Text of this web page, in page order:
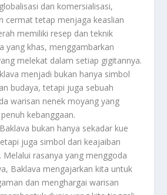
dan komersialisasi,
cermat tetap menjaga keaslian
memiliki resep dan teknik
yang khas, menggambarkan
melekat dalam setiap gigitannya.
menjadi bukan hanya simbol
budaya, tetapi juga sebuah
warisan nenek moyang yang
kebanggaan.
bukan hanya sekadar kue
juga simbol dari keajaiban
Melalui rasanya yang menggoda
Baklava mengajarkan kita untuk
dan menghargai warisan